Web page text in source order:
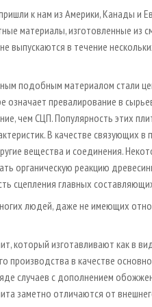
к нам из Америки, Канады и
материалы, изготовленные из
выпускаются в течение
подобным материалом стали
означает превалирование в
чем СЦП. Популярность этих
В качестве связующих
вещества и соединения.
органическую реакцию
сцепления главных
людей, даже не имеющих
который изготавливают как в
производства в качестве
случаев с дополнением
заметно отличаются от